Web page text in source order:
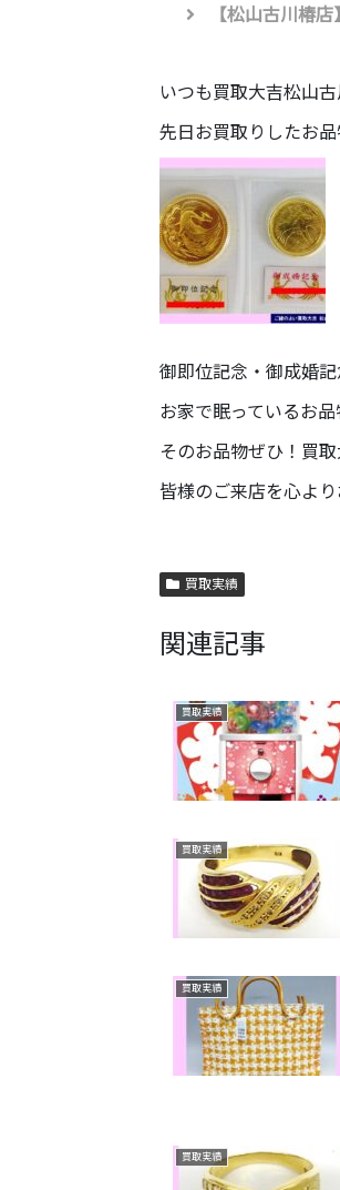
【松山古川椿
いつも買取大吉松山
先日お買取りしたお品
御即位記念・御成婚
お家で眠っているお
そのお品物ぜひ！買
皆様のご来店を心よ
買取実績
関連記事
買取実績
買取実績
買取実績
買取実績